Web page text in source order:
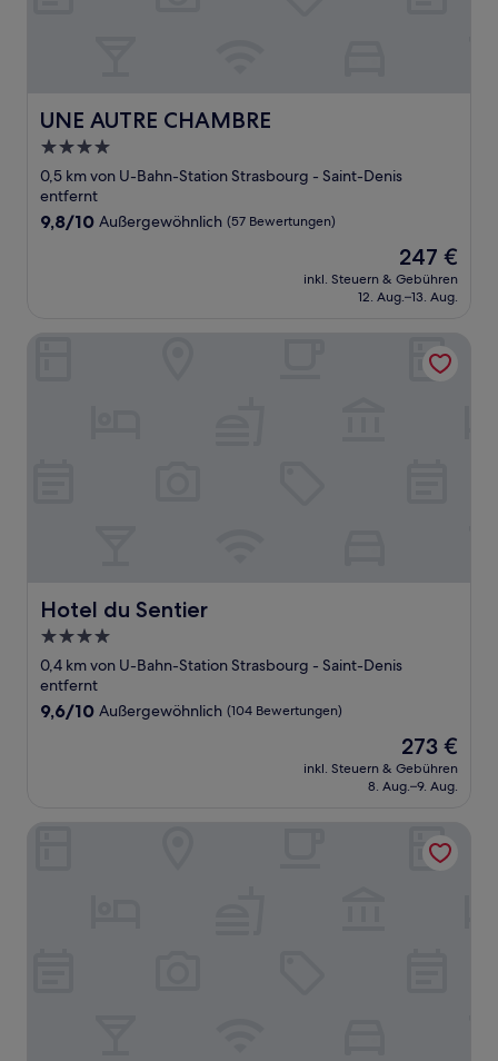
UNE AUTRE CHAMBRE
UNE AUTRE CHAMBRE
4.0-
Sterne-
Unterkunft
0,5 km von U-Bahn-Station Strasbourg - Saint-Denis
entfernt
9.8
9,8/10 Außergewöhnlich (57 Bewertungen)
Der
Preis
beträgt
247 €
inkl. Steuern & Gebühren
12. Aug.–13. Aug.
Hotel du Sentier
Hotel du Sentier
4.0-
Sterne-
Unterkunft
0,4 km von U-Bahn-Station Strasbourg - Saint-Denis
entfernt
9.6
9,6/10 Außergewöhnlich (104 Bewertungen)
Der
Preis
beträgt
273 €
inkl. Steuern & Gebühren
8. Aug.–9. Aug.